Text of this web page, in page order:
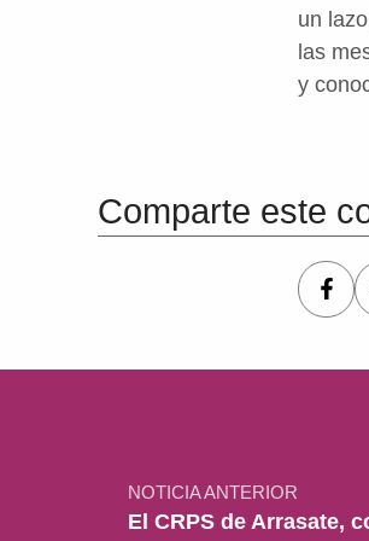
un
las
y
Comparte este
NOTICIA ANTERIOR
El CRPS de Arrasate,